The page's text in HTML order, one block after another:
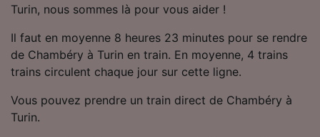
Turin, nous sommes là pour vous aider !
Il faut en moyenne 8 heures 23 minutes pour se rendre
de Chambéry à Turin en train. En moyenne, 4 trains
trains circulent chaque jour sur cette ligne.
Vous pouvez prendre un train direct de Chambéry à
Turin.
Utiliser des données de géolocalisation
caractéristiques de l’appareil pour
l’identification. Stocker et/ou accéder à des
informations sur un appareil. Publicités et
contenu personnalisés, mesure de
performance des publicités et du contenu,
études d’audience et développement de
services.